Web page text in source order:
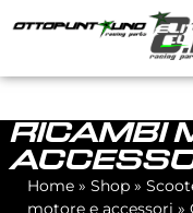
RICAMBI
Home » Shop »
motore e accessori »